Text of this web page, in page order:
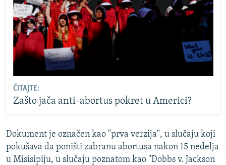
ČITAJTE:
Zašto jača anti-abortus pokret u Americi?
Dokument je označen kao "prva verzija", u slučaju koji
pokušava da poništi zabranu abortusa nakon 15 nedelja
u Misisipiju, u slučaju poznatom kao "Dobbs v. Jackson